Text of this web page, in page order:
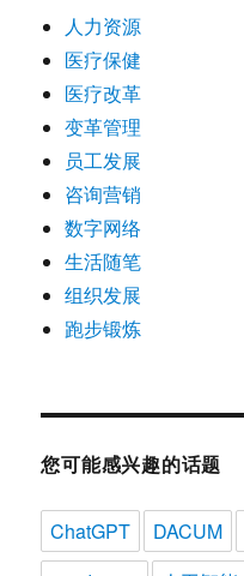
人力资源
医疗保健
医疗改革
变革管理
员工发展
咨询营销
数字网络
生活随笔
组织发展
跑步锻炼
您可能感兴趣的话题
ChatGPT DACUM